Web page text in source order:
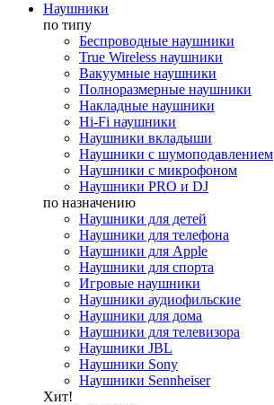
Наушники
по типу
Беспроводные наушники
True Wireless наушники
Вакуумные наушники
Полноразмерные наушники
Накладные наушники
Hi-Fi наушники
Наушники вкладыши
Наушники с шумоподавлением
Наушники с микрофоном
Наушники PRO и DJ
по назначению
Наушники для детей
Наушники для телефона
Наушники для Apple
Наушники для спорта
Игровые наушники
Наушники аудиофильские
Наушники для дома
Наушники для телевизора
Наушники JBL
Наушники Sony
Наушники Sennheiser
Хит!